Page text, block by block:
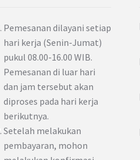
Pemesanan dilayani setiap
hari kerja (Senin-Jumat)
pukul 08.00-16.00 WIB.
Pemesanan di luar hari
dan jam tersebut akan
diproses pada hari kerja
berikutnya.
Setelah melakukan
pembayaran, mohon